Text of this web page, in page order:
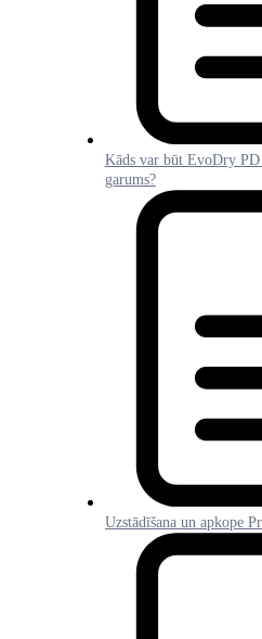
Kāds var būt EvoDry PD
garums?
Uzstādīšana un apkope